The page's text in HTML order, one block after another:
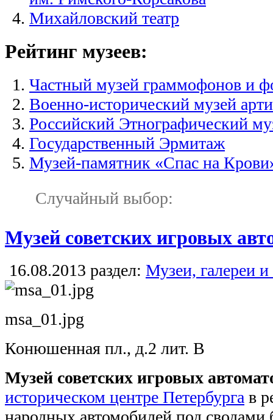
Михайловский театр
Рейтинг музеев:
Частный музей граммофонов и
Военно-исторический музей
Российский Этнографический
Государственный Эрмитаж
Музей-памятник «Спас на
Случайный выбор:
Музей советских игровых
16.08.2013 раздел: Музеи, галереи и
msa_01.jpg
Конюшенная пл., д.2 лит. В
Музей советских игровых
историческом центре Петербурга в